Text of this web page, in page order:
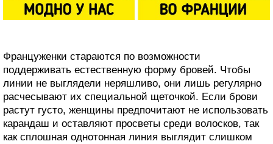
Француженки стараются по возможности
поддерживать естественную форму бровей. Чтобы
линии не выглядели неряшливо, они лишь регулярно
расчесывают их специальной щеточкой. Если брови
растут густо, женщины предпочитают не использовать
карандаш и оставляют просветы среди волосков, так
как сплошная однотонная линия выглядит слишком